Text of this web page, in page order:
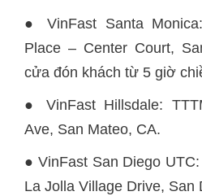
● VinFast Santa
Place – Center Court,
cửa đón khách từ 5 giờ
● VinFast Hillsdale:
Ave, San Mateo, CA.
● VinFast San Diego
La Jolla Village Drive, San